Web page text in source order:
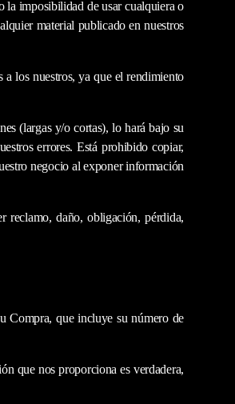
la imposibilidad de usar cualquiera o
material publicado en nuestros
a los nuestros, ya que el rendimiento
(largas y/o cortas), lo hará bajo su
errores. Está prohibido copiar,
negocio al exponer información
reclamo, daño, obligación, pérdida,
Compra, que incluye su número de
que nos proporciona es verdadera,